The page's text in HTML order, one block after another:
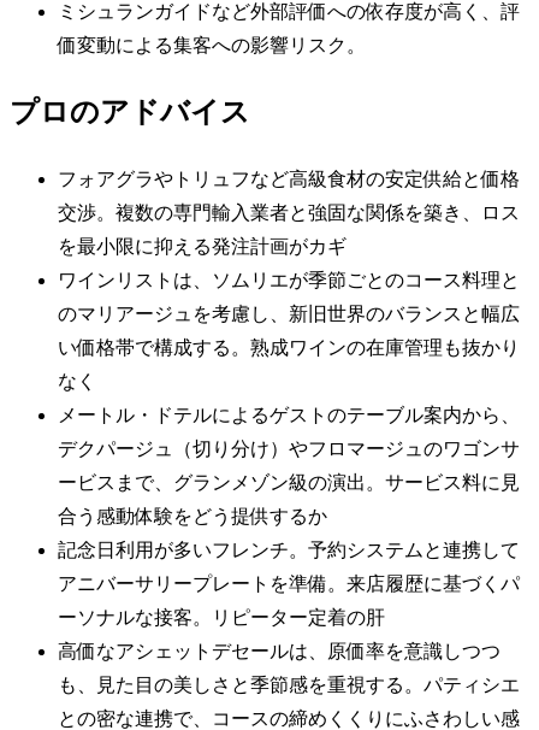
ミシュランガイドなど外部評価への依存度が高く、評
価変動による集客への影響リスク。
プロのアドバイス
フォアグラやトリュフなど高級食材の安定供給と価格
交渉。複数の専門輸入業者と強固な関係を築き、ロス
を最小限に抑える発注計画がカギ
ワインリストは、ソムリエが季節ごとのコース料理と
のマリアージュを考慮し、新旧世界のバランスと幅広
い価格帯で構成する。熟成ワインの在庫管理も抜かり
なく
メートル・ドテルによるゲストのテーブル案内から、
デクパージュ（切り分け）やフロマージュのワゴンサ
ービスまで、グランメゾン級の演出。サービス料に見
合う感動体験をどう提供するか
記念日利用が多いフレンチ。予約システムと連携して
アニバーサリープレートを準備。来店履歴に基づくパ
ーソナルな接客。リピーター定着の肝
高価なアシェットデセールは、原価率を意識しつつ
も、見た目の美しさと季節感を重視する。パティシエ
との密な連携で、コースの締めくくりにふさわしい感